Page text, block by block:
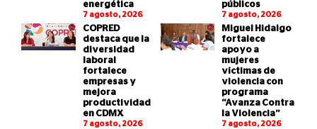
energética
7 agosto, 2026
públicos
7 agosto, 2026
COPRED
destaca que la
diversidad
laboral
fortalece
empresas y
mejora
productividad
en CDMX
7 agosto, 2026
Miguel Hidalgo
fortalece
apoyo a
mujeres
víctimas de
violencia con
programa
“Avanza Contra
la Violencia”
7 agosto, 2026